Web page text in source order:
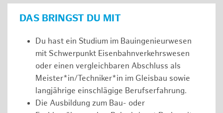
DAS BRINGST DU MIT
Du hast ein Studium im Bauingenieurwesen
mit Schwerpunkt Eisenbahnverkehrswesen
oder einen vergleichbaren Abschluss als
Meister*in/Techniker*in im Gleisbau sowie
langjährige einschlägige Berufserfahrung.
Die Ausbildung zum Bau- oder